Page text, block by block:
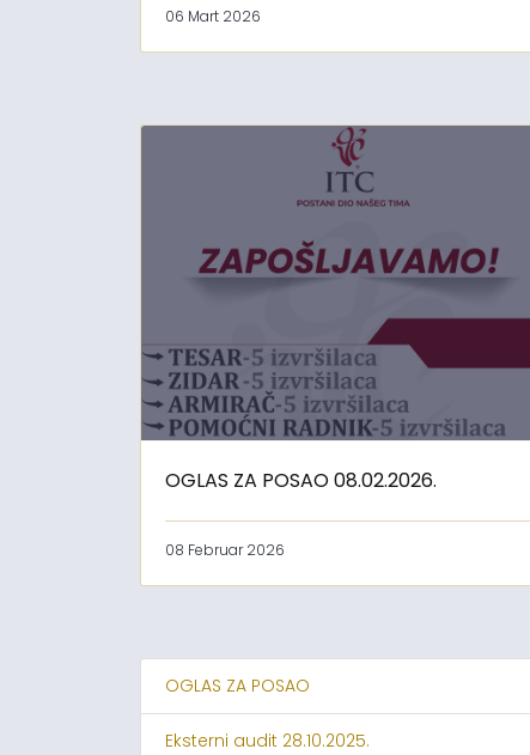
06 Mart 2026
OGLAS ZA POSAO 08.02.2026.
08 Februar 2026
OGLAS ZA POSAO
Eksterni audit 28.10.2025.